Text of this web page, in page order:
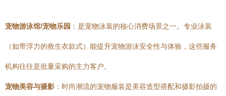
宠物游泳馆/宠物乐园 ：是宠物泳装的核心消费场景之一。专业泳装
（如带浮力的救生衣款式）能提升宠物游泳安全性与体验，这些服务
机构往往是批量采购的主力客户。
宠物美容与摄影 ：时尚潮流的宠物服装是美容造型搭配和摄影拍摄的